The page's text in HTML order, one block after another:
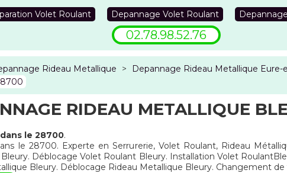
Volet Roulant Depannage Volet Roulant
02.78.98.52.76
Rideau Metallique > Depannage Rideau Metallique Eure-
RIDEAU METALLIQUE
le 28700.
le 28700. Experte en Serrurerie, Volet Roulant, Rideau
Déblocage Volet Roulant Bleury. Installation Volet
Bleury. Déblocage Rideau Metallique Bleury. Changement